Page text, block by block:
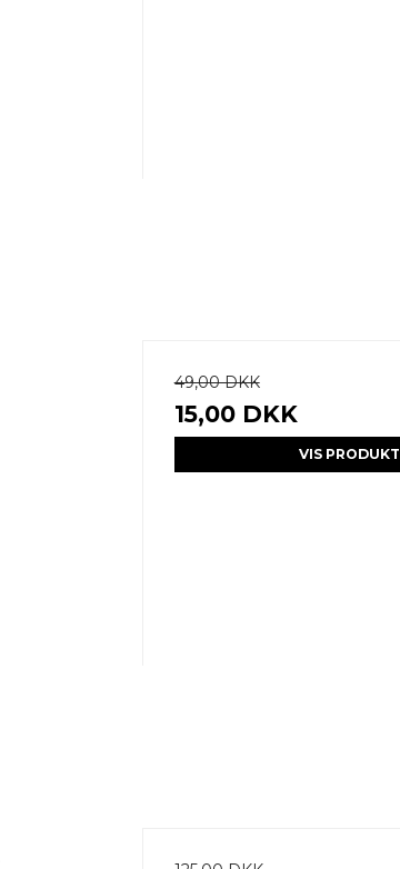
49,00 DKK
15,00 DKK
VIS PRODUKT